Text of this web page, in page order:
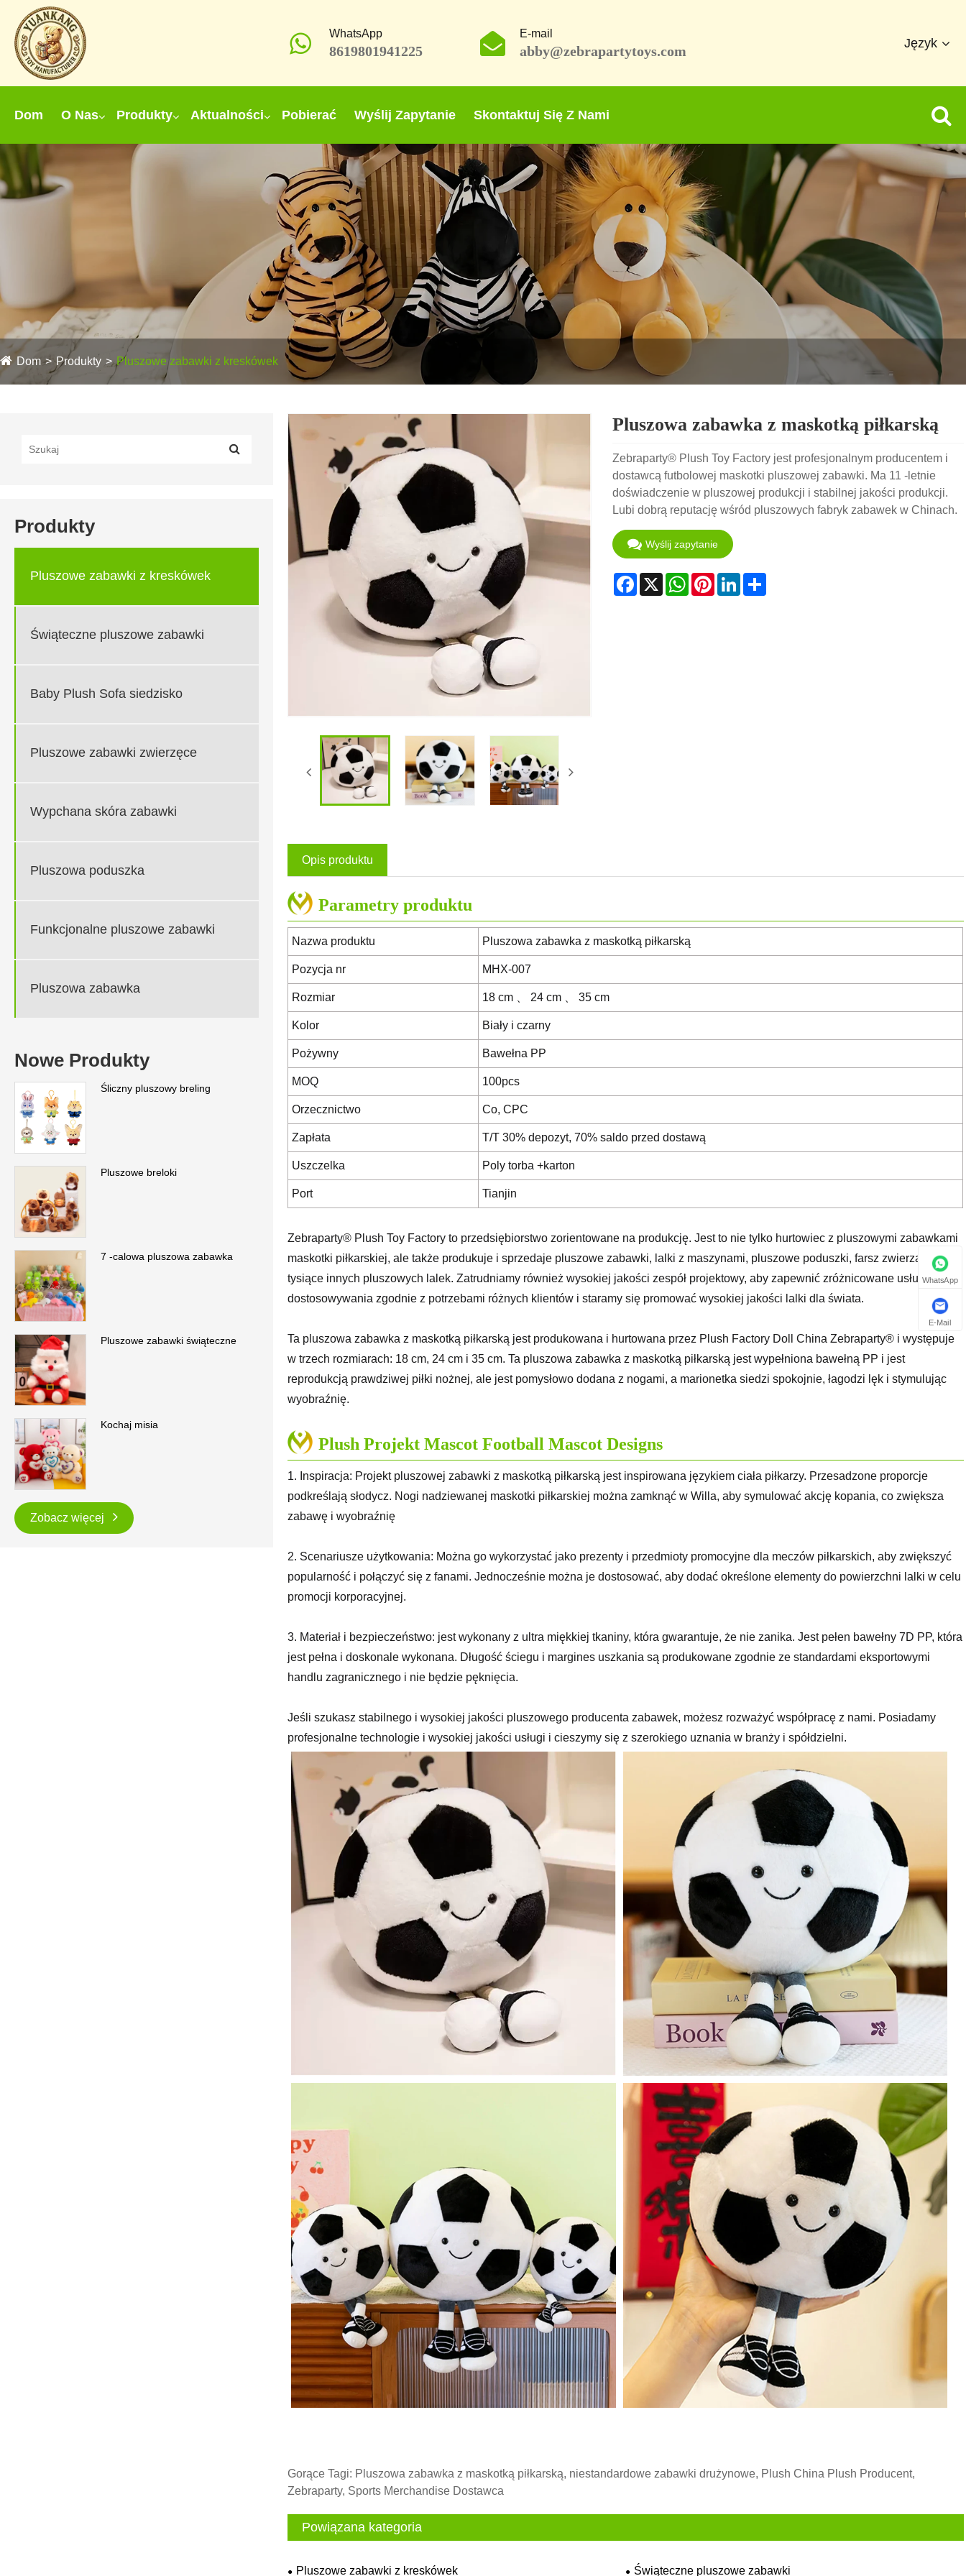
WhatsApp
8619801941225
E-mail
abby@zebrapartytoys.com
Język
Dom O Nas Produkty Aktualności Pobierać Wyślij Zapytanie Skontaktuj Się Z Nami
Dom Produkty Pluszowe zabawki z kreskówek
Produkty
Pluszowe zabawki z kreskówek
Świąteczne pluszowe zabawki
Baby Plush Sofa siedzisko
Pluszowe zabawki zwierzęce
Wypchana skóra zabawki
Pluszowa poduszka
Funkcjonalne pluszowe zabawki
Pluszowa zabawka
Nowe Produkty
Śliczny pluszowy breling
Pluszowe breloki
7 -calowa pluszowa zabawka
Pluszowe zabawki świąteczne
Kochaj misia
Zobacz więcej
Pluszowa zabawka z maskotką piłkarską
Zebraparty® Plush Toy Factory jest profesjonalnym producentem i
dostawcą futbolowej maskotki pluszowej zabawki. Ma 11 -letnie
doświadczenie w pluszowej produkcji i stabilnej jakości produkcji.
Lubi dobrą reputację wśród pluszowych fabryk zabawek w Chinach.
Wyślij zapytanie
Facebook
X WhatsApp
PinterestLinkedInShare
Opis produktu
Parametry produktu
Nazwa produktu Pluszowa zabawka z maskotką piłkarską
Pozycja nr MHX-007
Rozmiar 18 cm 、 24 cm 、 35 cm
Kolor Biały i czarny
Pożywny Bawełna PP
MOQ 100pcs
Orzecznictwo Co, CPC
Zapłata T/T 30% depozyt, 70% saldo przed dostawą
Uszczelka Poly torba +karton
Port Tianjin
Zebraparty® Plush Toy Factory to przedsiębiorstwo zorientowane na produkcję. Jest to nie tylko hurtowiec z pluszowymi zabawkami
maskotki piłkarskiej, ale także produkuje i sprzedaje pluszowe zabawki, lalki z maszynami, pluszowe poduszki, farsz zwierząt i
tysiące innych pluszowych lalek. Zatrudniamy również wysokiej jakości zespół projektowy, aby zapewnić zróżnicowane usługi
dostosowywania zgodnie z potrzebami różnych klientów i staramy się promować wysokiej jakości lalki dla świata.
Ta pluszowa zabawka z maskotką piłkarską jest produkowana i hurtowana przez Plush Factory Doll China Zebraparty® i występuje
w trzech rozmiarach: 18 cm, 24 cm i 35 cm. Ta pluszowa zabawka z maskotką piłkarską jest wypełniona bawełną PP i jest
reprodukcją prawdziwej piłki nożnej, ale jest pomysłowo dodana z nogami, a marionetka siedzi spokojnie, łagodzi lęk i stymulując
wyobraźnię.
Plush Projekt Mascot Football Mascot Designs
1. Inspiracja: Projekt pluszowej zabawki z maskotką piłkarską jest inspirowana językiem ciała piłkarzy. Przesadzone proporcje
podkreślają słodycz. Nogi nadziewanej maskotki piłkarskiej można zamknąć w Willa, aby symulować akcję kopania, co zwiększa
zabawę i wyobraźnię
2. Scenariusze użytkowania: Można go wykorzystać jako prezenty i przedmioty promocyjne dla meczów piłkarskich, aby zwiększyć
popularność i połączyć się z fanami. Jednocześnie można je dostosować, aby dodać określone elementy do powierzchni lalki w celu
promocji korporacyjnej.
3. Materiał i bezpieczeństwo: jest wykonany z ultra miękkiej tkaniny, która gwarantuje, że nie zanika. Jest pełen bawełny 7D PP, która
jest pełna i doskonale wykonana. Długość ściegu i margines uszkania są produkowane zgodnie ze standardami eksportowymi
handlu zagranicznego i nie będzie pęknięcia.
Jeśli szukasz stabilnego i wysokiej jakości pluszowego producenta zabawek, możesz rozważyć współpracę z nami. Posiadamy
profesjonalne technologie i wysokiej jakości usługi i cieszymy się z szerokiego uznania w branży i spółdzielni.
Gorące Tagi: Pluszowa zabawka z maskotką piłkarską, niestandardowe zabawki drużynowe, Plush China Plush Producent,
Zebraparty, Sports Merchandise Dostawca
Powiązana kategoria
Pluszowe zabawki z kreskówek Świąteczne pluszowe zabawki
WhatsApp
E-Mail